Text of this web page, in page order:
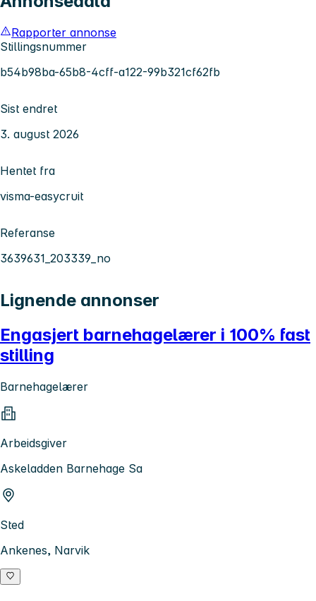
Rapporter annonse
Stillingsnummer
b54b98ba-65b8-4cff-a122-99b321cf62fb
Sist endret
3. august 2026
Hentet fra
visma-easycruit
Referanse
3639631_203339_no
Lignende annonser
Engasjert barnehagelærer i 100% fast
stilling
Barnehagelærer
Arbeidsgiver
Askeladden Barnehage Sa
Sted
Ankenes, Narvik